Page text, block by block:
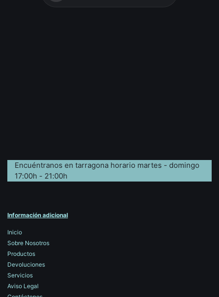
Encuéntranos en tarragona horario martes - domingo
17:00h - 21:00h
Información adicional
Inicio
Sobre Nosotros
Productos
Devoluciones
Servicios
Aviso Legal